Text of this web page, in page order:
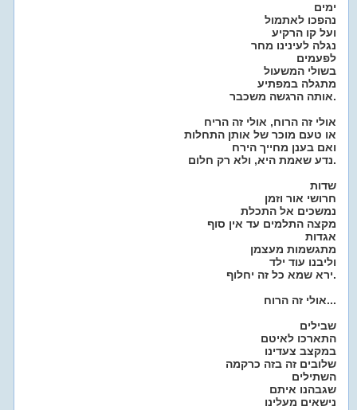
ימים
נהפכו לאתמול
ועל קו הרקיע
נגלה לעינינו מחר
לפעמים
בשולי המשעול
מתגלה במפתיע
אותה הרגשה משכבר.
אולי זה הרוח, אולי זה הריח
או טעם מוכר של אותן התחלות
ואם בענן מחייך הירח
נדע שאמת היא, ולא רק חלום.
שדות
חרושי אור וזמן
נמשכים אל התכלת
מקצה התלמים עד אין סוף
אגדות
מתגשמות מעצמן
וליבנו עוד ילד
ירא שמא כל זה יחלוף.
אולי זה הרוח...
שבילים
התארכו לאיטם
במקצב צעדינו
שלובים זה בזה כרקמה
השתילים
שגבהנו איתם
נישאים מעלינו